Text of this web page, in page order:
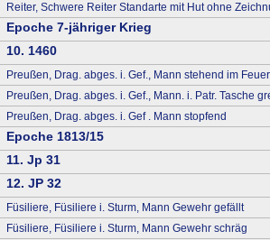
Reiter, Schwere Reiter Standarte mit Hut ohne
Epoche 7-jähriger Krieg
10. 1460
Preußen, Drag. abges. i. Gef., Mann stehend im Feuer
Preußen, Drag. abges. i. Gef., Mann. i. Patr. Tasche
Preußen, Drag. abges. i. Gef . Mann stopfend
Epoche 1813/15
11. Jp 31
12. JP 32
Füsiliere, Füsiliere i. Sturm, Mann Gewehr gefällt
Füsiliere, Füsiliere i. Sturm, Mann Gewehr schräg